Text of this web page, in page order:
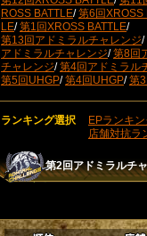
ROSS BATTLE/第6回XROSS
LE/第1回XROSS BATTLE/
第13回アドミラルチャレンジ/
アドミラルチャレンジ/第8回
チャレンジ/第4回アドミラル
第5回UHGP/第4回UHGP/第
ランキング選択
EPランキ
店舗対抗ラ
第2回アドミラルチ